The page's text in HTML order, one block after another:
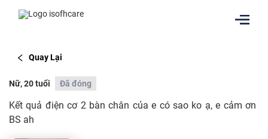
Quay Lại
Nữ, 20 tuổi Đã đóng
Kết quả điện cơ 2 bàn chân của e có sao ko ạ, e cảm ơn
BS ah